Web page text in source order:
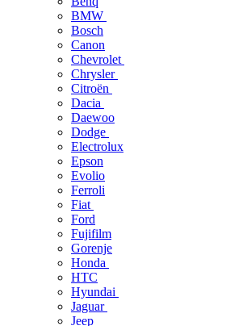
BMW
Bosch
Canon
Chevrolet
Chrysler
Citroën
Dacia
Daewoo
Dodge
Electrolux
Epson
Evolio
Ferroli
Fiat
Ford
Fujifilm
Gorenje
Honda
HTC
Hyundai
Jaguar
Jeep